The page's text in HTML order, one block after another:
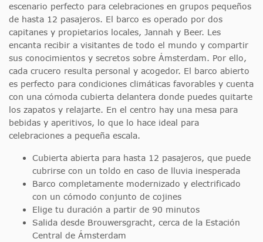
escenario perfecto para celebraciones en grupos pequeños
de hasta 12 pasajeros. El barco es operado por dos
capitanes y propietarios locales, Jannah y Beer. Les
encanta recibir a visitantes de todo el mundo y compartir
sus conocimientos y secretos sobre Ámsterdam. Por ello,
cada crucero resulta personal y acogedor. El barco abierto
es perfecto para condiciones climáticas favorables y cuenta
con una cómoda cubierta delantera donde puedes quitarte
los zapatos y relajarte. En el centro hay una mesa para
bebidas y aperitivos, lo que lo hace ideal para
celebraciones a pequeña escala.
Cubierta abierta para hasta 12 pasajeros, que puede
cubrirse con un toldo en caso de lluvia inesperada
Barco completamente modernizado y electrificado
con un cómodo conjunto de cojines
Elige tu duración a partir de 90 minutos
Salida desde Brouwersgracht, cerca de la Estación
Central de Ámsterdam